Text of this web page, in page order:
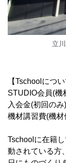
立
【Tschoolについ
STUDIO会員(
入会金(初
機材講習費(機
Tschoolに在籍
動されている方